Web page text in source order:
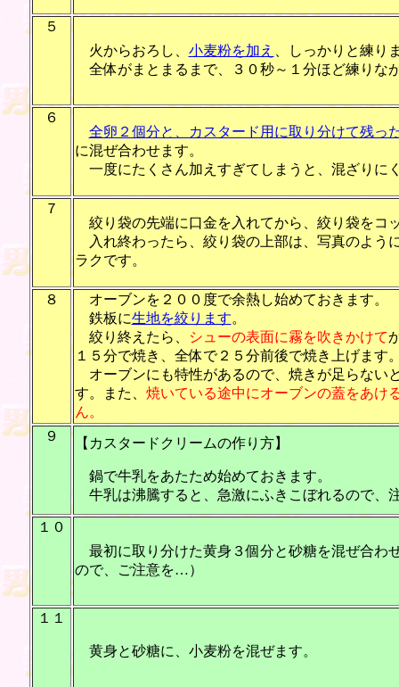
５
火からおろし、 小麦粉を加え
、しっかりと練り
全体がまとまるまで、３０秒～１分ほど練りな
６
全卵２個分と、カスタード用に取り分けて残っ
に混ぜ合わせます。
一度にたくさん加えすぎてしまうと、混ざりに
７
絞り袋の先端に口金を入れてから、絞り袋をコ
入れ終わったら、絞り袋の上部は、写真のよう
ラクです。
８
オーブンを２００度で余熱し始めておきます。
鉄板に生地を絞ります。
絞り終えたら、
シューの表面に霧を吹きかけて
１５分で焼き、全体で２５分前後で焼き上げます
オーブンにも特性があるので、焼きが足らない
す。また、 焼いている途中にオーブンの蓋をあけ
ん。
９
【カスタードクリームの作り方】
鍋で牛乳をあたため始めておきます。
牛乳は沸騰すると、急激にふきこぼれるので
１０
最初に取り分けた黄身３個分と砂糖を混ぜ合わ
ので、ご注意を…）
１１
黄身と砂糖に、小麦粉を混ぜます。